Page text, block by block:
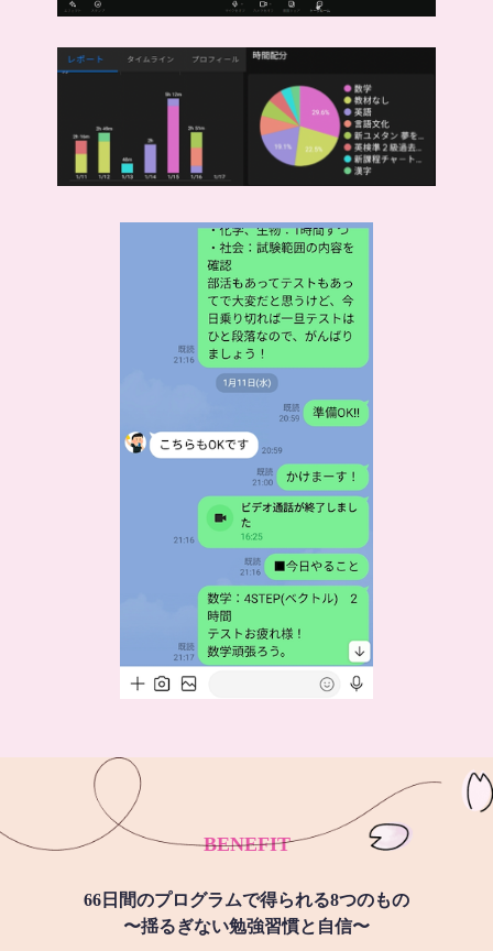
BENEFIT
66日間のプログラムで得られる8つのもの
〜揺るぎない勉強習慣と自信〜